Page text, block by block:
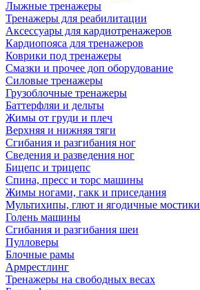
Лыжные тренажеры
Тренажеры для реабилитации
Аксессуары для кардиотренажеров
Кардиопояса для тренажеров
Коврики под тренажеры
Смазки и прочее доп оборудование
Силовые тренажеры
Грузоблочные тренажеры
Баттерфляи и дельты
Жимы от груди и плеч
Верхняя и нижняя тяги
Сгибания и разгибания ног
Сведения и разведения ног
Бицепс и трицепс
Спина, пресс и торс машины
Жимы ногами, гакк и приседания
Мультихипы, глют и ягодичные мостики
Голень машины
Сгибания и разгибания шеи
Пулловеры
Блочные рамы
Армрестлинг
Тренажеры на свободных весах